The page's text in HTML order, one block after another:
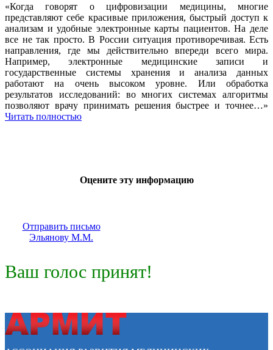
«Когда говорят о цифровизации медицины, многие
представляют себе красивые приложения, быстрый доступ к
анализам и удобные электронные карты пациентов. На деле
все не так просто. В России ситуация противоречивая. Есть
направления, где мы действительно впереди всего мира.
Например, электронные медицинские записи и
государственные системы хранения и анализа данных
работают на очень высоком уровне. Или обработка
результатов исследований: во многих системах алгоритмы
позволяют врачу принимать решения быстрее и точнее…»
Читать полностью
Оцените эту информацию
Отправить письмо
Эльянову М.М.
Ваш голос принят!